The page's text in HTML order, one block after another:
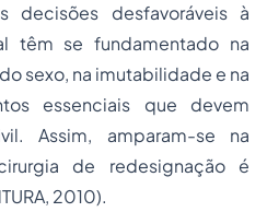
decisões desfavoráveis à
têm se fundamentado na
sexo, na imutabilidade e na
essenciais que devem
Assim, amparam-se na
de redesignação é
2010).